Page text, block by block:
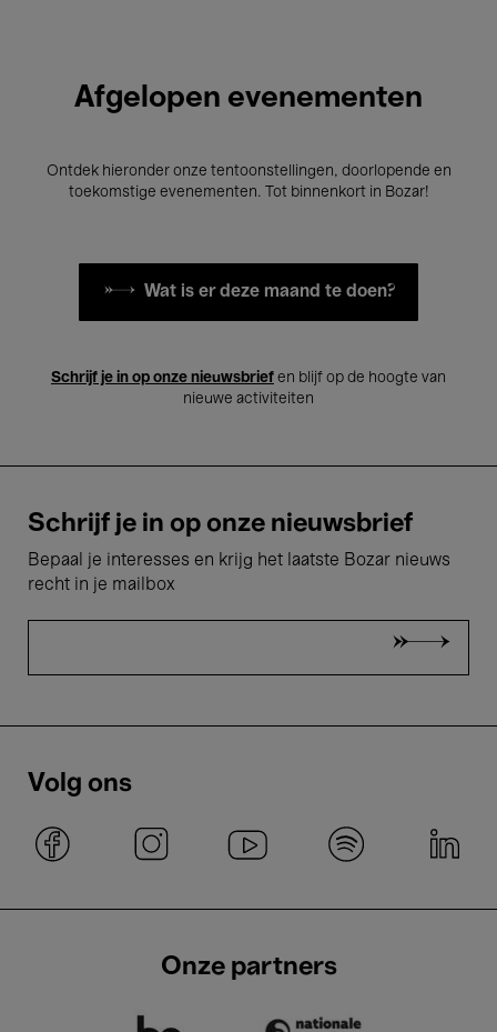
Afgelopen evenementen
Ontdek hieronder onze tentoonstellingen, doorlopende en
toekomstige evenementen. Tot binnenkort in Bozar!
Wat is er deze maand te doen?
Schrijf je in op onze nieuwsbrief en blijf op de hoogte van
nieuwe activiteiten
Schrijf je in op onze nieuwsbrief
Bepaal je interesses en krijg het laatste Bozar nieuws
recht in je mailbox
Volg ons
Onze partners